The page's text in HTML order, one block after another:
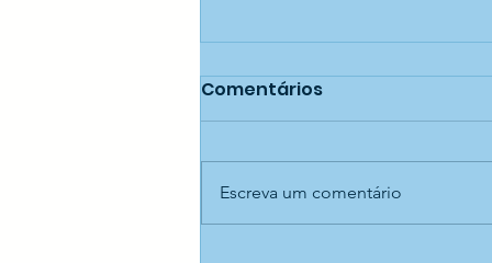
Comentários
Escreva um comentário